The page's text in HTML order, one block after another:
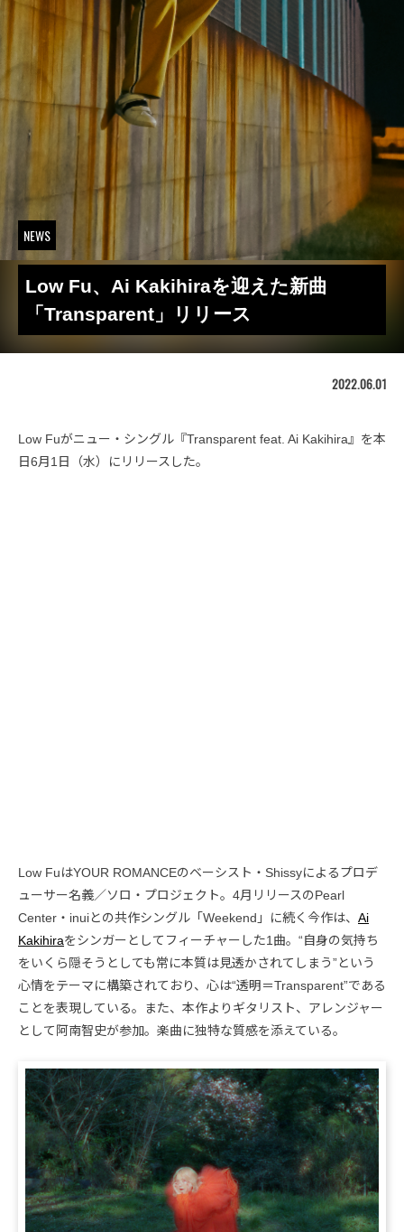
NEWS
Low Fu、Ai Kakihiraを迎えた新曲
「Transparent」リリース
2022.06.01
Low Fuがニュー・シングル『Transparent feat. Ai Kakihira』を本
日6月1日（水）にリリースした。
Low FuはYOUR ROMANCEのベーシスト・Shissyによるプロデ
ューサー名義／ソロ・プロジェクト。4月リリースのPearl
Center・inuiとの共作シングル「Weekend」に続く今作は、 Ai
Kakihiraをシンガーとしてフィーチャーした1曲。“自身の気持ち
をいくら隠そうとしても常に本質は見透かされてしまう”という
心情をテーマに構築されており、心は“透明＝Transparent”である
ことを表現している。また、本作よりギタリスト、アレンジャー
として阿南智史が参加。楽曲に独特な質感を添えている。